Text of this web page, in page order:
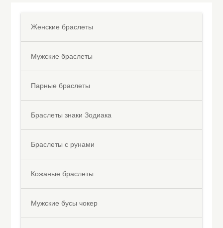
Женские браслеты
Мужские браслеты
Парные браслеты
Браслеты знаки Зодиака
Браслеты с рунами
Кожаные браслеты
Мужские бусы чокер